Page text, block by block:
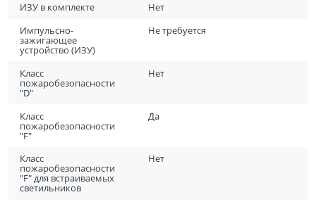
ИЗУ в комплекте
Нет
Импульсно-
зажигающее
устройство (ИЗУ)
Не требуется
Класс
пожаробезопасности
"D"
Нет
Класс
пожаробезопасности
"F"
Да
Класс
пожаробезопасности
"F" для встраиваемых
светильников
Нет